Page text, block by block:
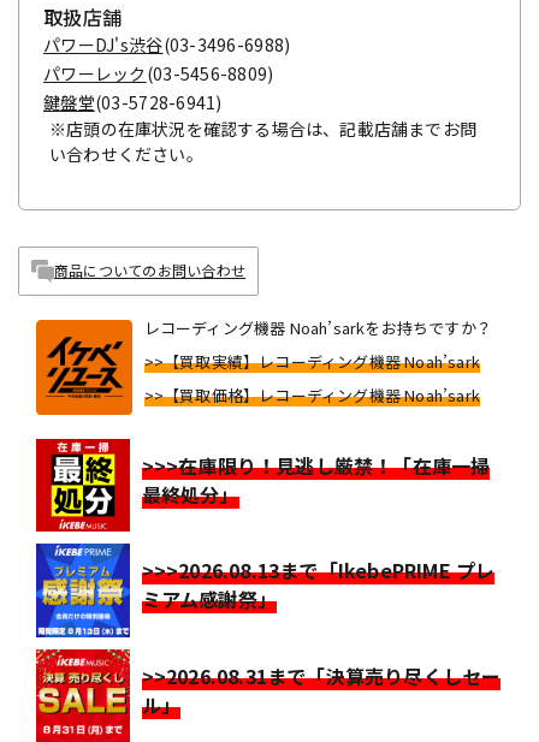
取扱店舗
パワーDJ's渋谷(03-3496-6988)
パワーレック (03-5456-8809)
鍵盤堂(03-5728-6941)
※店頭の在庫状況を確認する場合は、記載店舗までお問
い合わせください。
商品についてのお問い合わせ
レコーディング機器 Noah’sarkをお持ちですか？
>>【買取実績】レコーディング機器 Noah’sark
>>【買取価格】レコーディング機器 Noah’sark
>>>在庫限り！見逃し厳禁！「在庫一掃
最終処分」
>>>2026.08.13まで「IkebePRIME プレ
ミアム感謝祭」
>>2026.08.31まで「決算売り尽くしセー
ル」